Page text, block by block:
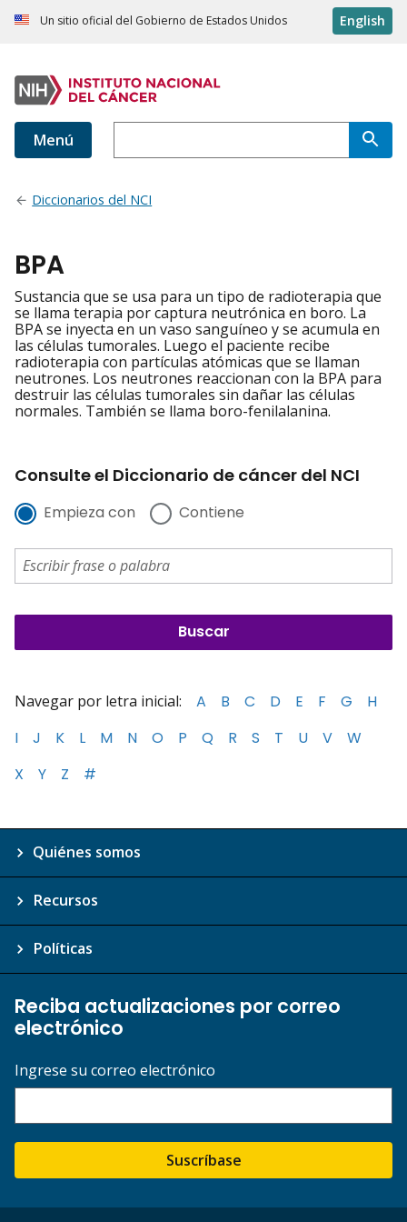
Un sitio oficial del Gobierno de Estados Unidos English
Menú
Diccionarios del NCI
BPA
Sustancia que se usa para un tipo de radioterapia que
se llama terapia por captura neutrónica en boro. La
BPA se inyecta en un vaso sanguíneo y se acumula en
las células tumorales. Luego el paciente recibe
radioterapia con partículas atómicas que se llaman
neutrones. Los neutrones reaccionan con la BPA para
destruir las células tumorales sin dañar las células
normales. También se llama boro-fenilalanina.
Consulte el Diccionario de cáncer del NCI
Empieza con Contiene
Navegar por letra inicial: A B C D E F G
H
I
J K L M N O P Q R S T U V
W
X
Y Z #
Quiénes somos
Recursos
Políticas
Reciba actualizaciones por correo
electrónico
Ingrese su correo electrónico
Suscríbase